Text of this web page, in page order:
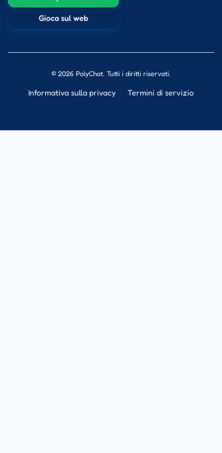
Gioca sul web
© 2026 PolyChat. Tutti i diritti riservati.
Informativa sulla privacy Termini di servizio